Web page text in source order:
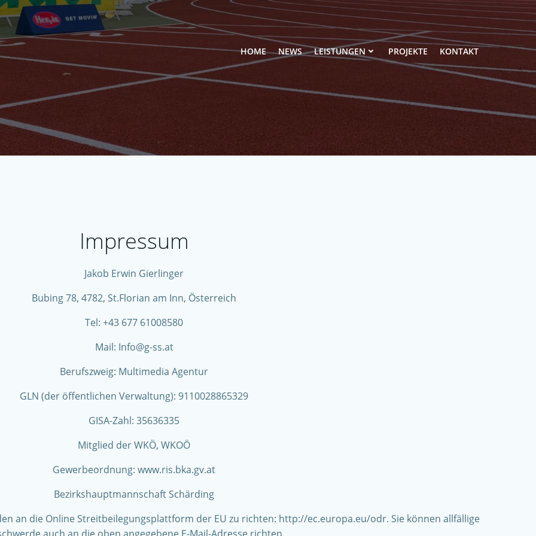
HOME NEWS LEISTUNGEN PROJEKTE KONTAKT
Impressum
Jakob Erwin Gierlinger
Bubing 78, 4782, St.Florian am Inn, Österreich
Tel: +43 677 61008580
Mail: Info@g-ss.at
Berufszweig: Multimedia Agentur
GLN (der öffentlichen Verwaltung): 9110028865329
GISA-Zahl: 35636335
Mitglied der WKÖ, WKOÖ
Gewerbeordnung: www.ris.bka.gv.at
Bezirkshauptmannschaft Schärding
an die Online Streitbeilegungsplattform der EU zu richten: http://ec.europa.eu/odr. Sie können allfällige